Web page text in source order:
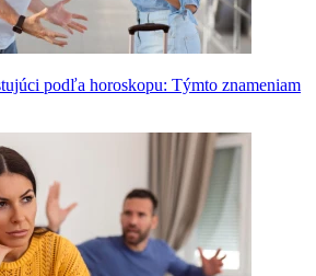
podľa horoskopu: Týmto znameniam